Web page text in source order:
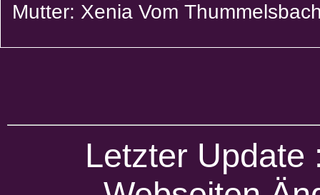
Mutter: Xenia Vom
Letzter